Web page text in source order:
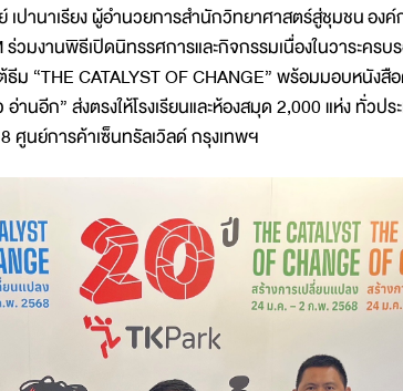
เปานาเรียง ผู้อำนวยการสำนักวิทยาศาสตร์สู่ชุมชน อ
วมงานพิธีเปิดนิทรรศการและกิจกรรมเนื่องในวาระคร
ม “THE CATALYST OF CHANGE” พร้อมมอบหนัง
นอีก” ส่งตรงให้โรงเรียนและห้องสมุด 2,000 แห่ง ทั่วปร
ศูนย์การค้าเซ็นทรัลเวิลด์ กรุงเทพฯ